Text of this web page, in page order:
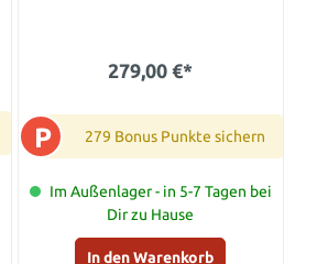
279,00 €*
P 279 Bonus Punkte sichern
Im Außenlager - in 5-7 Tagen bei
Dir zu Hause
In den Warenkorb